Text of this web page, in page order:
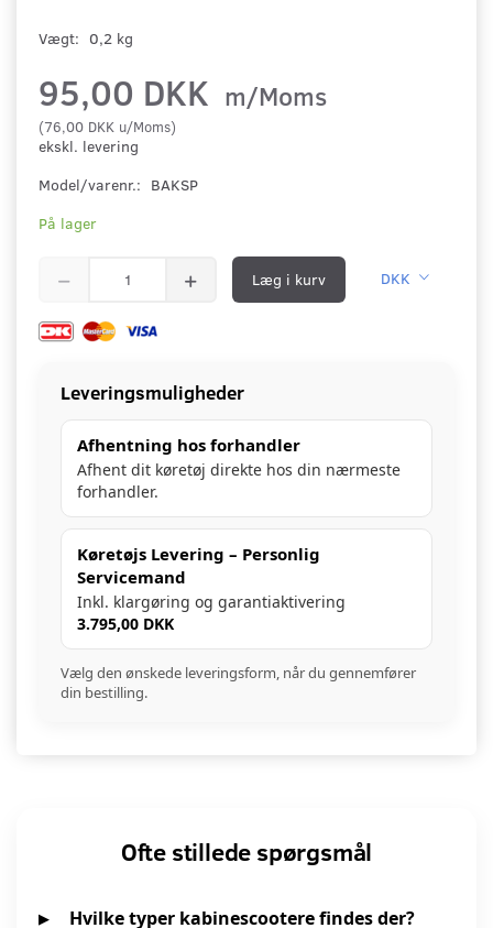
Vægt: 0,2 kg
95,00 DKK m/Moms
(76,00 DKK u/Moms)
ekskl. levering
Model/varenr.: BAKSP
På lager
Læg i kurv DKK
Leveringsmuligheder
Afhentning hos forhandler
Afhent dit køretøj direkte hos din nærmeste
forhandler.
Køretøjs Levering – Personlig
Servicemand
Inkl. klargøring og garantiaktivering
3.795,00 DKK
Vælg den ønskede leveringsform, når du gennemfører
din bestilling.
Ofte stillede spørgsmål
Hvilke typer kabinescootere findes der?